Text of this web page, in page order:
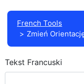
French Tools
Zmień
Tekst Francuski